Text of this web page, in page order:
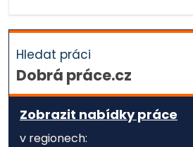
Hledat práci
Dobrá práce.cz
Zobrazit nabídky práce
v regionech: